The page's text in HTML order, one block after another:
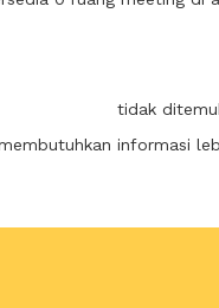
tidak
informasi